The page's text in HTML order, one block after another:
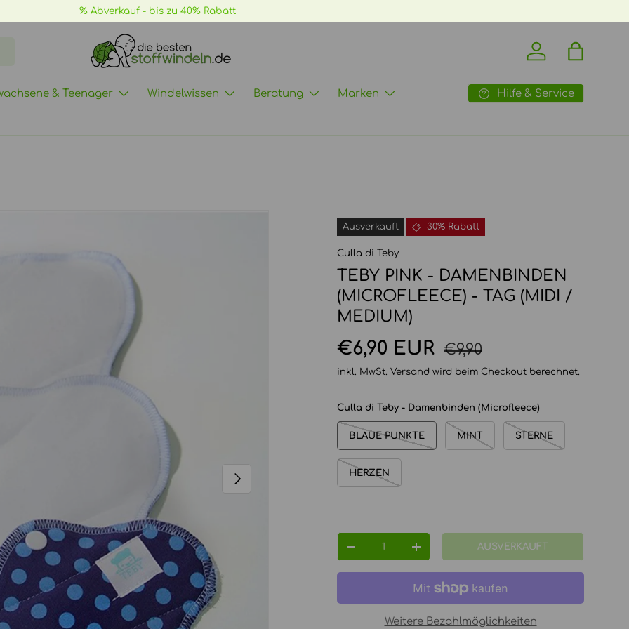
📦 GRATIS Versand ab 70€ ->
Einloggen
& Teenager Windelwissen Beratung Marken Hilfe & Service
NÄCHSTE
Ausverkauft 30% Rabatt
Culla di Teby
TEBY PINK - DAMENBINDEN
(MICROFLEECE) - TAG (MIDI /
MEDIUM)
Verkaufspreis
€6,90 EUR Normaler Preis
€9,90
inkl. MwSt. Versand wird beim Checkout berechnet.
Culla di Teby - Damenbinden (Microfleece)
BLAUE PUNKTE MINT STERNE
HERZEN
MENGE VERRINGERNMENGE ERHÖHENAUSVERKAUFT
Weitere Bezahlmöglichkeiten